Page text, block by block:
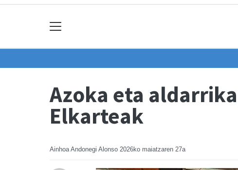
Azoka eta
Elkarteak
Ainhoa Andonegi Alonso 2026ko maiatzaren 27a